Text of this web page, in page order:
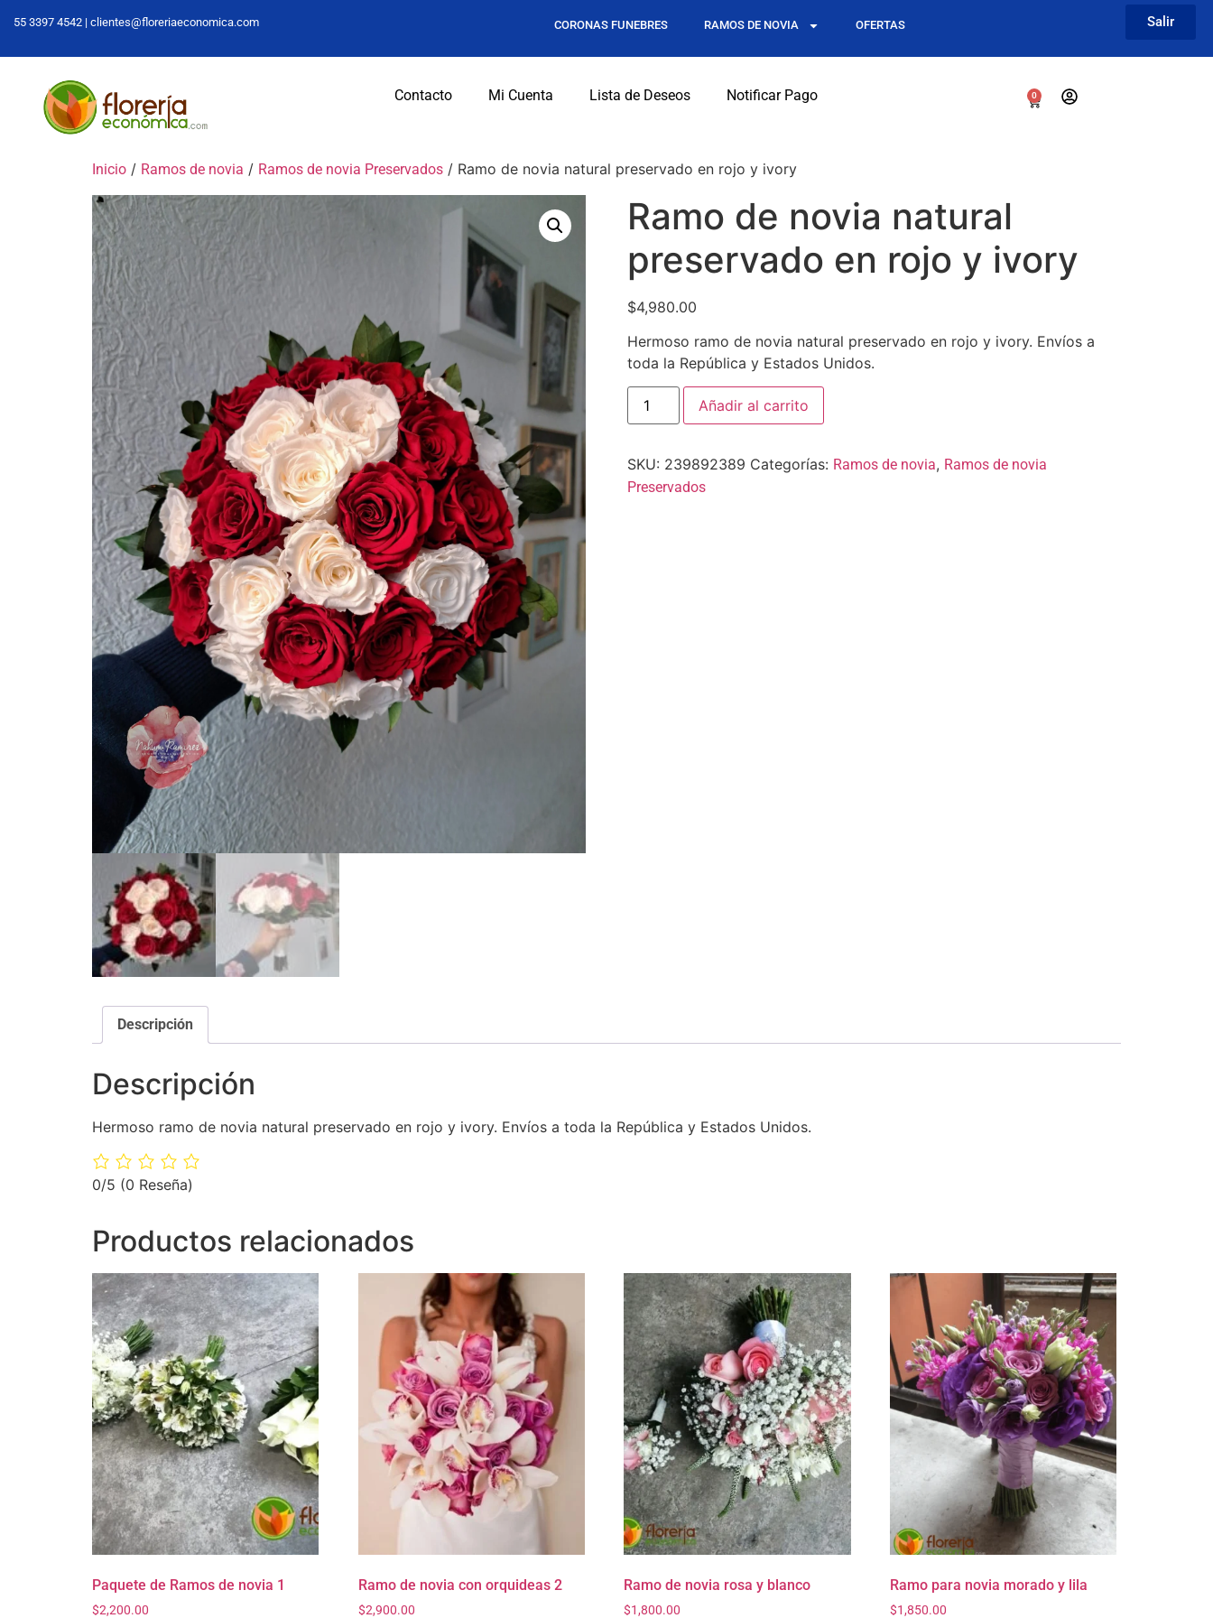
55 3397 4542 | clientes@floreriaeconomica.com CORONAS FUNEBRES RAMOS DE NOVIA OFERTAS Salir
Contacto Mi Cuenta Lista de Deseos Notificar Pago 0
Inicio / Ramos de novia / Ramos de novia Preservados / Ramo de novia natural preservado en rojo y ivory
Ramo de novia natural
preservado en rojo y ivory
$4,980.00
Hermoso ramo de novia natural preservado en rojo y ivory. Envíos a
toda la República y Estados Unidos.
Añadir al carrito
SKU: 239892389 Categorías: Ramos de novia, Ramos de novia
Preservados
Descripción
Descripción
Hermoso ramo de novia natural preservado en rojo y ivory. Envíos a toda la República y Estados Unidos.
0/5 (0 Reseña)
Productos relacionados
Paquete de Ramos de novia 1
$2,200.00
Ramo de novia con orquideas 2
$2,900.00
Ramo de novia rosa y blanco
$1,800.00
Ramo para novia morado y lila
$1,850.00